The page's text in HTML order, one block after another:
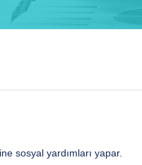
sosyal yardımları yapar.